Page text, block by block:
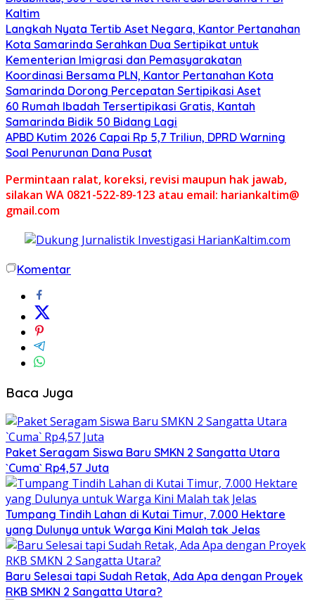
Kaltim
Langkah Nyata Tertib Aset Negara, Kantor Pertanahan
Kota Samarinda Serahkan Dua Sertipikat untuk
Kementerian Imigrasi dan Pemasyarakatan
Koordinasi Bersama PLN, Kantor Pertanahan Kota
Samarinda Dorong Percepatan Sertipikasi Aset
60 Rumah Ibadah Tersertipikasi Gratis, Kantah
Samarinda Bidik 50 Bidang Lagi
APBD Kutim 2026 Capai Rp 5,7 Triliun, DPRD Warning
Soal Penurunan Dana Pusat
Permintaan ralat, koreksi, revisi maupun hak jawab,
silakan WA 0821-522-89-123 atau email: hariankaltim@
gmail.com
Komentar
Baca Juga
Paket Seragam Siswa Baru SMKN 2 Sangatta Utara
`Cuma` Rp4,57 Juta
Tumpang Tindih Lahan di Kutai Timur, 7.000 Hektare
yang Dulunya untuk Warga Kini Malah tak Jelas
Baru Selesai tapi Sudah Retak, Ada Apa dengan Proyek
RKB SMKN 2 Sangatta Utara?